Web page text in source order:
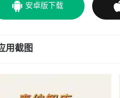
安卓版下载
用截图